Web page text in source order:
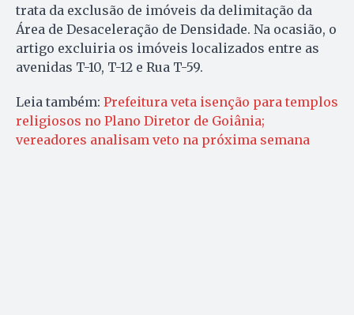
trata da exclusão de imóveis da delimitação da
Área de Desaceleração de Densidade. Na ocasião, o
artigo excluiria os imóveis localizados entre as
avenidas T-10, T-12 e Rua T-59.
Leia também: Prefeitura veta isenção para templos
religiosos no Plano Diretor de Goiânia;
vereadores analisam veto na próxima semana